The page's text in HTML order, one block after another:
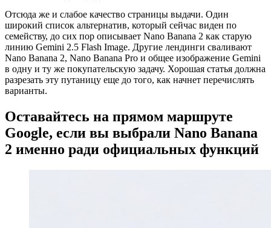
Отсюда же и слабое качество страницы выдачи. Один
широкий список альтернатив, который сейчас виден по
семейству, до сих пор описывает Nano Banana 2 как старую
линию Gemini 2.5 Flash Image. Другие лендинги сваливают
Nano Banana 2, Nano Banana Pro и общее изображение Gemini
в одну и ту же покупательскую задачу. Хорошая статья должна
разрезать эту путаницу еще до того, как начнет перечислять
варианты.
Оставайтесь на прямом маршруте
Google, если вы выбрали Nano Banana
2 именно ради официальных функций